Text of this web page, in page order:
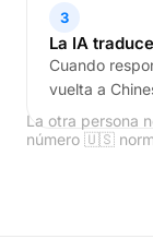
3
La IA
Cuando
vuelta a
La otra persona
número 🇺🇸